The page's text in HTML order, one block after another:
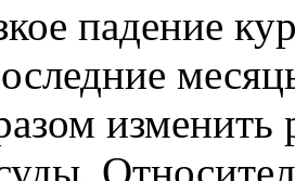
падение
изменить